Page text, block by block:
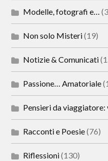
Modelle, fotografi e…
Non solo Misteri(19)
Notizie & Comunicati
Passione… Amatoriale
Pensieri da
Racconti e Poesie(76)
Riflessioni(130)